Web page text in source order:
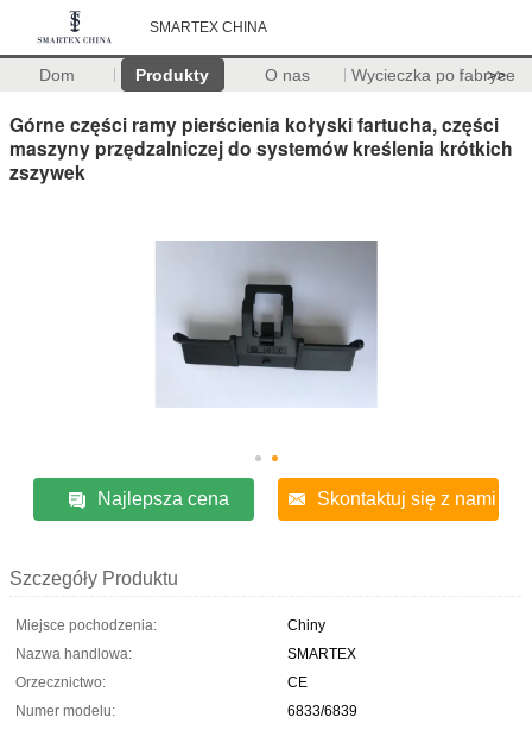
SMARTEX CHINA
Dom Produkty O nas Wycieczka po fabryce
>>
Górne części ramy pierścienia kołyski fartucha, części
maszyny przędzalniczej do systemów kreślenia krótkich
zszywek
Najlepsza cena Skontaktuj się z nami
Szczegóły Produktu
Miejsce pochodzenia:
Chiny
Nazwa handlowa:
SMARTEX
Orzecznictwo:
CE
Numer modelu:
6833/6839